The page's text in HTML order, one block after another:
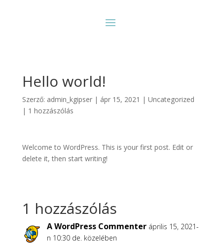
Hello world!
Szerző: admin_kgipser| ápr 15, 2021 | Uncategorized
| 1 hozzászólás
Welcome to WordPress. This is your first post. Edit or
delete it, then start writing!
1 hozzászólás
A WordPress Commenter április 15, 2021-
n 10:30 de. közelében